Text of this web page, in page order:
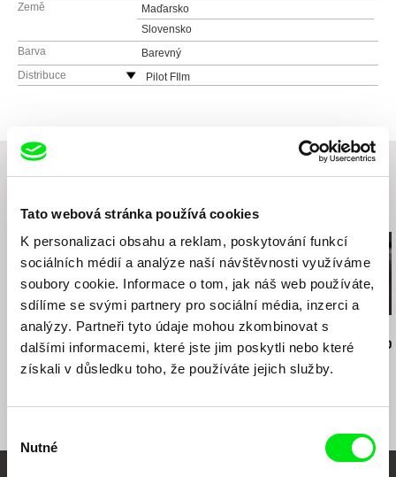
Tato webová stránka používá cookies
K personalizaci obsahu a reklam, poskytování funkcí
sociálních médií a analýze naší návštěvnosti využíváme
soubory cookie. Informace o tom, jak náš web používáte,
sdílíme se svými partnery pro sociální média, inzerci a
analýzy. Partneři tyto údaje mohou zkombinovat s
dalšími informacemi, které jste jim poskytli nebo které
získali v důsledku toho, že používáte jejich služby.
souhlasu
Nutné
Země
Maďarsko
Slovensko
Barva
Barevný
Distribuce
Pilot FIlm
Související filmy (20)
Jiří Menzel
Na samotě u lesa
Nikolas Sand
léto09
Martin Hollý
Případ pro